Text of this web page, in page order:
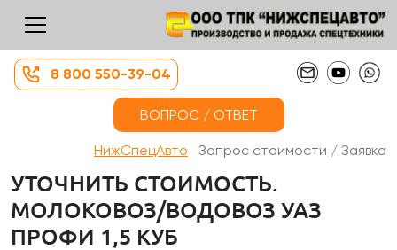
8 800 550-39-04
ВОПРОС / ОТВЕТ
НижСпецАвто Запрос стоимости / Заявка
УТОЧНИТЬ СТОИМОСТЬ.
МОЛОКОВОЗ/ВОДОВОЗ УАЗ
ПРОФИ 1,5 КУБ